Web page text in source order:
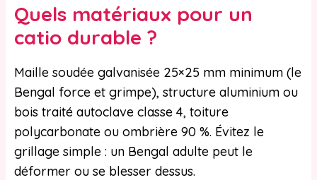
Quels matériaux pour un
catio durable ?
Maille soudée galvanisée 25×25 mm minimum (le
Bengal force et grimpe), structure aluminium ou
bois traité autoclave classe 4, toiture
polycarbonate ou ombrière 90 %. Évitez le
grillage simple : un Bengal adulte peut le
déformer ou se blesser dessus.